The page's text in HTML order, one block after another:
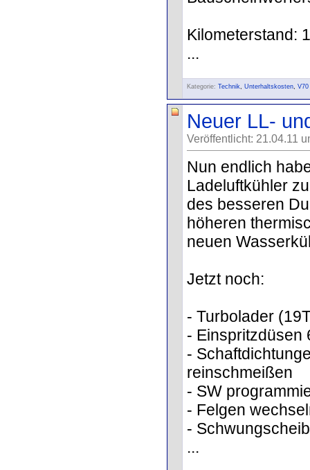
Kilometerstand:
...
Kategorie: Technik, Unterhaltskosten,
Neuer LL-
Veröffentlicht: 21.04.11
Nun endlich
Ladeluftkühler
des besseren
höheren
neuen
Jetzt noch:
- Turbolader
- Einspritzdüsen
-
reinschmeißen
- SW
- Felgen
-
...